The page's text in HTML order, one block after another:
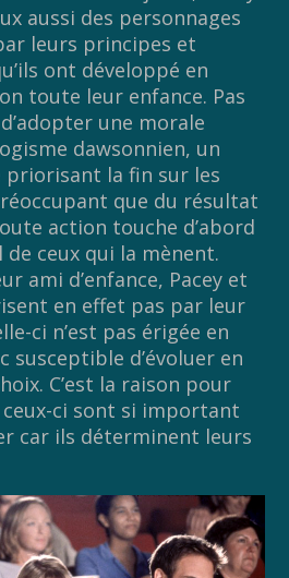
aussi des personnages
leurs principes et
ont développé en
toute leur enfance. Pas
une morale
dawsonnien, un
priorisant la fin sur les
que du résultat
action touche d’abord
ceux qui la mènent.
ami d’enfance, Pacey et
en effet pas par leur
ci n’est pas érigée en
susceptible d’évoluer en
C’est la raison pour
ceux-ci sont si important
car ils déterminent leurs